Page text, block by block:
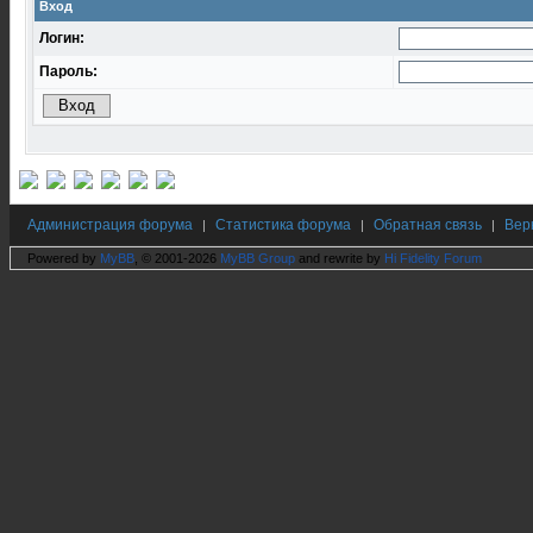
Вход
Логин:
Пароль:
Администрация форума | Статистика форума | Обратная связь |
Powered by MyBB , © 2001-2026 MyBB Group and rewrite by Hi Fidelity Forum